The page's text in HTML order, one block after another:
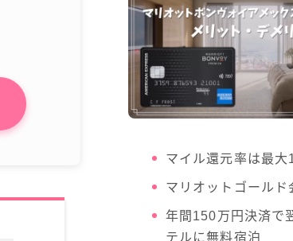
マイル還元率は最大
マリオットゴールド
年間150万円決済で
テルに無料宿泊